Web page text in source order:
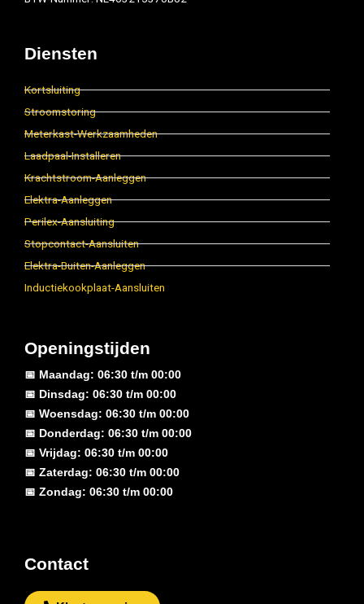
Diensten
Kortsluiting
Stroomstoring
Meterkast-Werkzaamheden
Laadpaal-Installeren
Krachtstroom-Aanleggen
Elektra-Aanleggen
Perilex-Aansluiting
Stopcontact-Aansluiten
Elektra-Buiten-Aanleggen
Inductiekookplaat-Aansluiten
Openingstijden
📅 Maandag: 06:30 t/m 00:00
📅 Dinsdag: 06:30 t/m 00:00
📅 Woensdag: 06:30 t/m 00:00
📅 Donderdag: 06:30 t/m 00:00
📅 Vrijdag: 06:30 t/m 00:00
📅 Zaterdag: 06:30 t/m 00:00
📅 Zondag: 06:30 t/m 00:00
Contact